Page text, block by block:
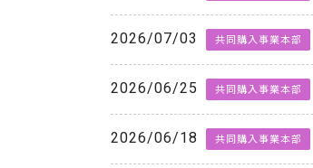
2026/07/03 共同購入事業本部
2026/06/25 共同購入事業本部
2026/06/18 共同購入事業本部